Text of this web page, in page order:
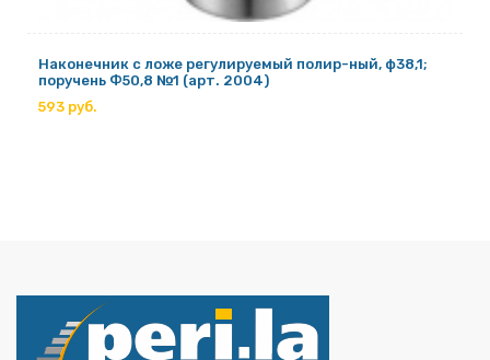
Наконечник с ложе регулируемый полир-ный, ф38,1;
поручень Ф50,8 №1 (арт. 2004)
593 руб.